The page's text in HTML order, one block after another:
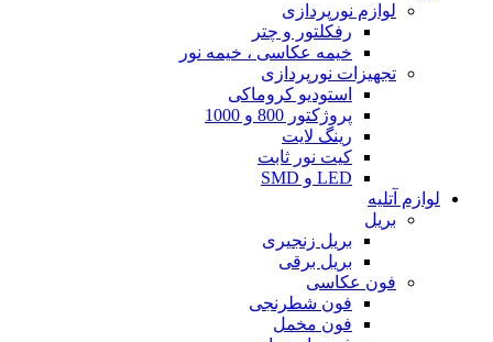
لوازم نورپردازی
رفکلتور و چتر
خیمه عکاسی ، خیمه نور
تجهیزات نورپردازی
استودیو کروماکی
پروژکتور 800 و 1000
رینگ لایت
کیت نور ثابت
LED و SMD
لوازم آتلیه
بریل
بریل زنجیری
بریل برقی
فون عکاسی
فون شطرنجی
فون مخمل